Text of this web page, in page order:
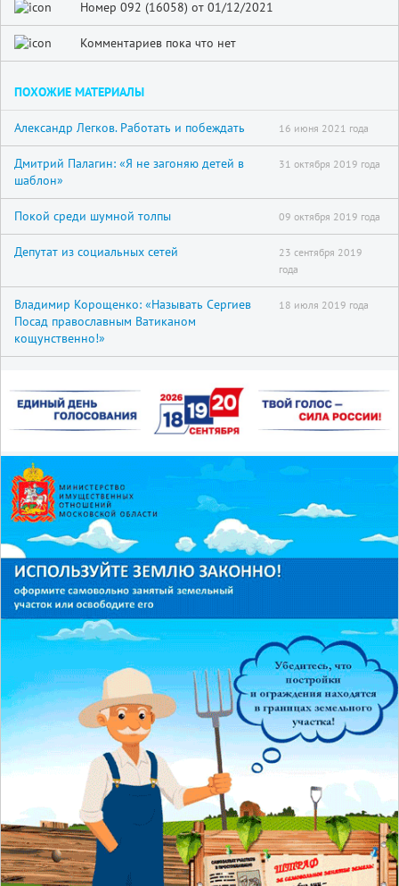
Номер 092 (16058) от 01/12/2021
Комментариев пока что нет
ПОХОЖИЕ МАТЕРИАЛЫ
Александр Легков. Работать и побеждать 16 июня 2021 года
Дмитрий Палагин: «Я не загоняю детей в
шаблон»
31 октября 2019 года
Покой среди шумной толпы 09 октября 2019 года
Депутат из социальных сетей
23 сентября 2019
года
Владимир Корощенко: «Называть Сергиев
Посад православным Ватиканом
кощунственно!»
18 июля 2019 года